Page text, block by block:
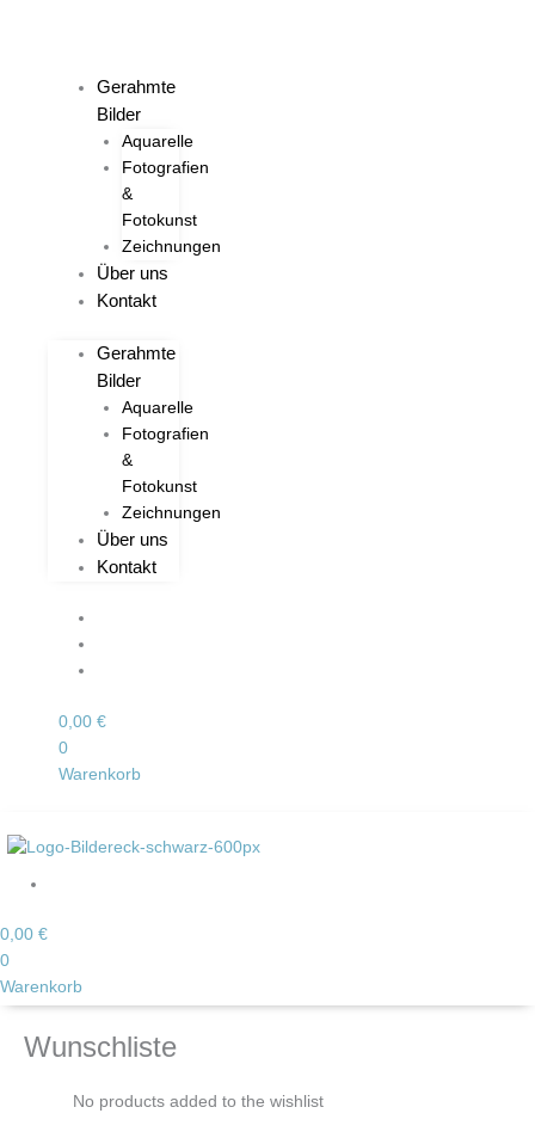
Gerahmte
Bilder
Aquarelle
Fotografien
&
Fotokunst
Zeichnungen
Über uns
Kontakt
Gerahmte
Bilder
Aquarelle
Fotografien
&
Fotokunst
Zeichnungen
Über uns
Kontakt
0,00 €
0
Warenkorb
0,00 €
0
Warenkorb
Wunschliste
No products added to the wishlist